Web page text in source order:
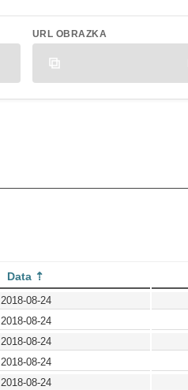
URL OBRAZKA
Data
2018-08-24
2018-08-24
2018-08-24
2018-08-24
2018-08-24